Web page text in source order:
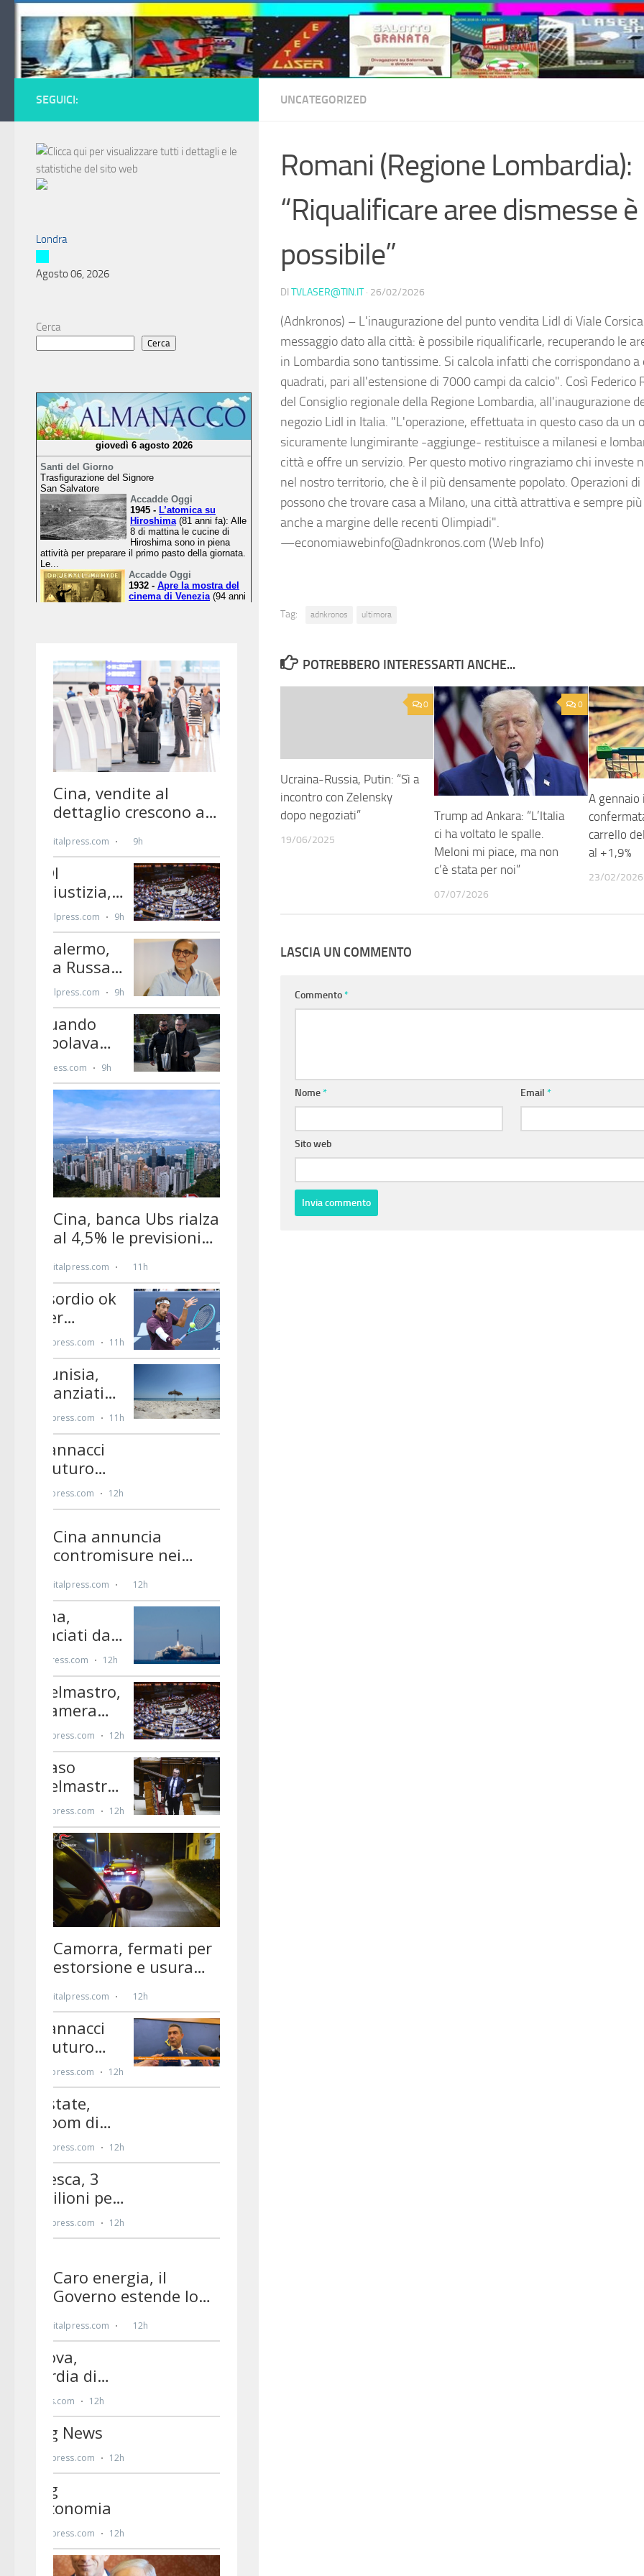
Salta al contenuto
UNCATEGORIZED
Romani (Regione Lombardia):
“Riqualificare aree dismesse è
possibile”
DI TVLASER@TIN.IT · 26/02/2026
(Adnkronos) – L'inaugurazione del punto vendita Lidl di Viale
messaggio dato alla città: è possibile riqualificarle, recuperando le
in Lombardia sono tantissime. Si calcola infatti che corrispondano
quadrati, pari all'estensione di 7000 campi da calcio". Così Federico
del Consiglio regionale della Regione Lombardia, all'inaugurazione
negozio Lidl in Italia. "L'operazione, effettuata in questo caso da un
sicuramente lungimirante -aggiunge- restituisce a milanesi e
città e offre un servizio. Per questo motivo ringraziamo chi investe
nel nostro territorio, che è il più densamente popolato. Operazioni
possono che trovare casa a Milano, una città attrattiva e sempre
anche a margine delle recenti Olimpiadi".
—economiawebinfo@adnkronos.com (Web Info)
Tag: adnkronos ultimora
POTREBBERO INTERESSARTI ANCHE...
0
Ucraina-Russia, Putin: “Sì a
incontro con Zelensky
dopo negoziati”
19/06/2025
0
Trump ad Ankara: “L’Italia
ci ha voltato le spalle.
Meloni mi piace, ma non
c’è stata per noi”
07/07/2026
A gennaio
carrello
al +1,9%
23/02/2026
LASCIA UN COMMENTO
Commento*
Nome* Email*
Sito web
SEGUICI:
Londra
Agosto 06, 2026
Cerca
Cerca